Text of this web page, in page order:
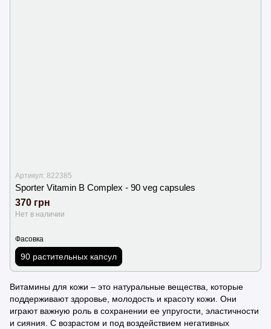
Артикул: 822385
Sporter Vitamin B Complex - 90 veg capsules
370 грн
Нет в наличии
Фасовка
90 растительных капсул
Витамины для кожи – это натуральные вещества, которые
поддерживают здоровье, молодость и красоту кожи. Они
играют важную роль в сохранении ее упругости, эластичности
и сияния. С возрастом и под воздействием негативных